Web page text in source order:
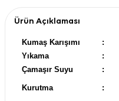
Ürün Açıklaması
Kumaş Karışımı :
Yıkama
:
Çamaşır Suyu
:
Kurutma :